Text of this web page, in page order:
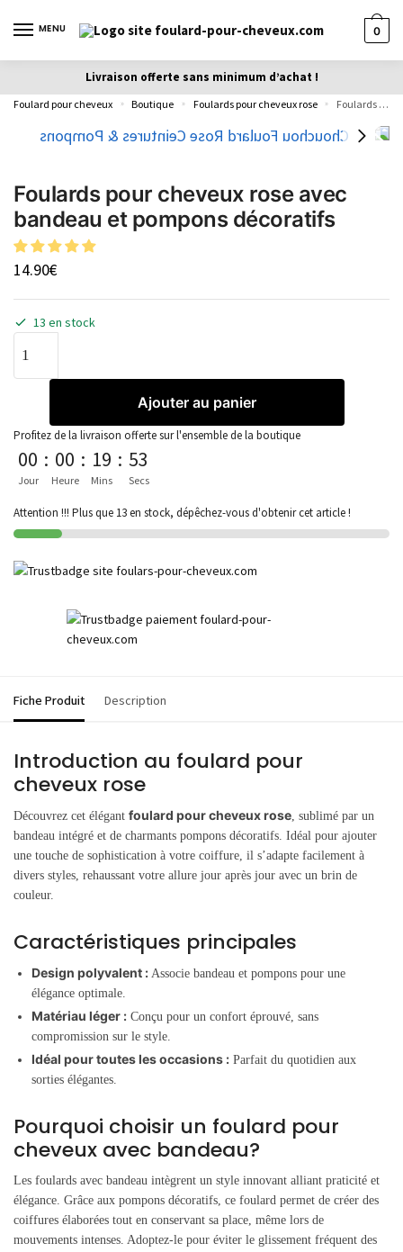
MENU 0
Livraison offerte sans minimum d’achat !
Foulard pour cheveux » Boutique » Foulards pour cheveux rose » Foulards pour cheveux rose avec bandeau et pompons décoratifs
Foulards pour cheveux rose avec
bandeau et pompons décoratifs
14.90€
13 en stock
Ajouter au panier
Profitez de la livraison offerte sur l'ensemble de la boutique
00
Jour
: 00
Heure
: 19
Mins
: 53
Secs
Attention !!! Plus que 13 en stock, dépêchez-vous d'obtenir cet article !
Fiche Produit Description
Introduction au foulard pour
cheveux rose
Découvrez cet élégant foulard pour cheveux rose , sublimé par un
bandeau intégré et de charmants pompons décoratifs. Idéal pour ajouter
une touche de sophistication à votre coiffure, il s’adapte facilement à
divers styles, rehaussant votre allure jour après jour avec un brin de
couleur.
Caractéristiques principales
Design polyvalent : Associe bandeau et pompons pour une
élégance optimale.
Matériau léger : Conçu pour un confort éprouvé, sans
compromission sur le style.
Idéal pour toutes les occasions : Parfait du quotidien aux
sorties élégantes.
Pourquoi choisir un foulard pour
cheveux avec bandeau?
Les foulards avec bandeau intègrent un style innovant alliant praticité et
élégance. Grâce aux pompons décoratifs, ce foulard permet de créer des
coiffures élaborées tout en conservant sa place, même lors de
mouvements intenses. Adoptez-le pour éviter le glissement fréquent des